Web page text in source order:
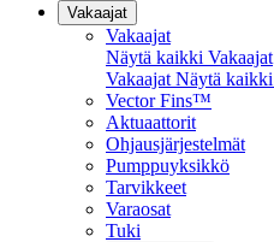
Vakaajat
Vakaajat
Näytä kaikki Vakaajat
Vakaajat Näytä kaikki
Vector Fins™
Aktuaattorit
Ohjausjärjestelmät
Pumppuyksikkö
Tarvikkeet
Varaosat
Tuki